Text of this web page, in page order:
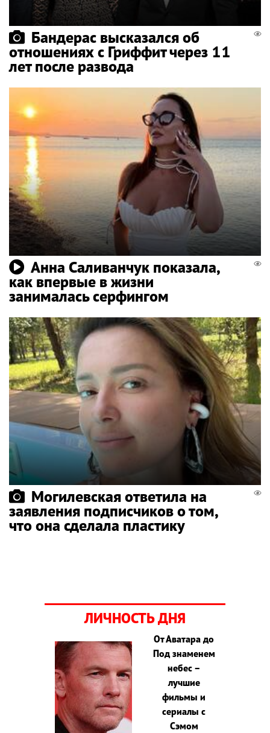
Бандерас высказался об
отношениях с Гриффит через 11
лет после развода
Анна Саливанчук показала,
как впервые в жизни
занималась серфингом
Могилевская ответила на
заявления подписчиков о том,
что она сделала пластику
ЛИЧНОСТЬ ДНЯ
От Аватара до
Под знаменем
небес –
лучшие
фильмы и
сериалы с
Сэмом